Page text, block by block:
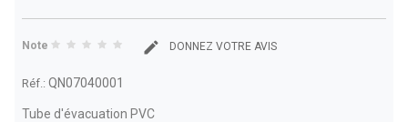
Note DONNEZ VOTRE AVIS
Réf.: QN07040001
Tube d'évacuation PVC